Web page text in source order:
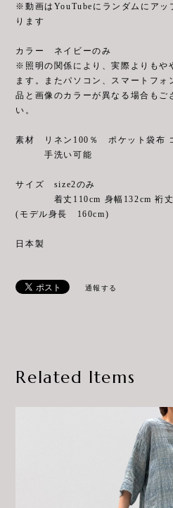
※動画はYouTubeにランダムにアッ
ります
カラー ネイビーのみ
※照明の関係により、実際よりもや
ます。またパソコン、スマートフォ
品と画像のカラーが異なる場合もご
い。
素材 リネン100％ ポケット袋布
手洗い可能
サイズ size2のみ
着丈110cm 身幅132cm 裄丈
(モデル身長 160cm)
日本製
通報する
Related Items